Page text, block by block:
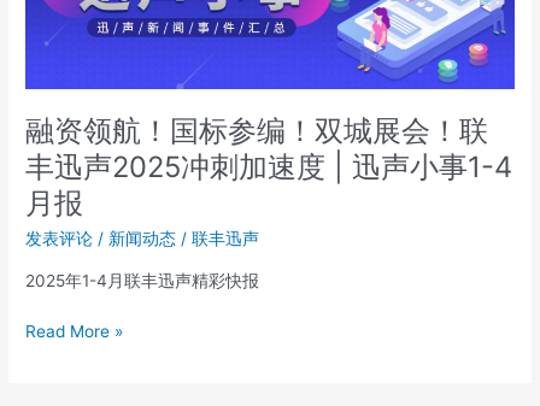
融资领航！国标参编！双城展会！联
丰迅声2025冲刺加速度 | 迅声小事1-4
月报
发表评论 / 新闻动态 /联丰迅声
2025年1-4月联丰迅声精彩快报
城
展
会！
联
丰
声
冲
Read More »